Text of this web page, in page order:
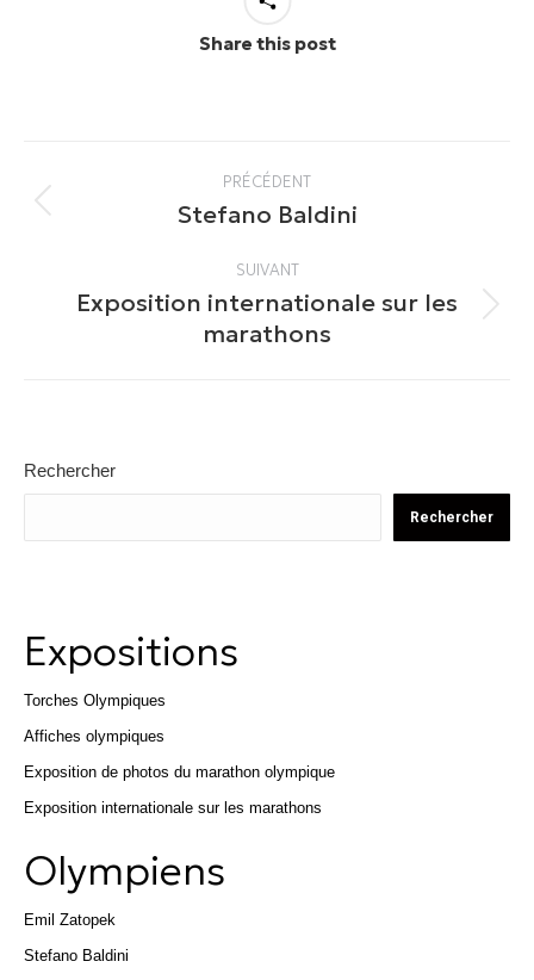
Share this post
Navigation
article
PRÉCÉDENT
Article
:
Stefano Baldini
SUIVANT
Article
suivant
Exposition internationale sur les
marathons
Rechercher
Rechercher
Expositions
Torches Olympiques
Affiches olympiques
Exposition de photos du marathon olympique
Exposition internationale sur les marathons
Olympiens
Emil Zatopek
Stefano Baldini